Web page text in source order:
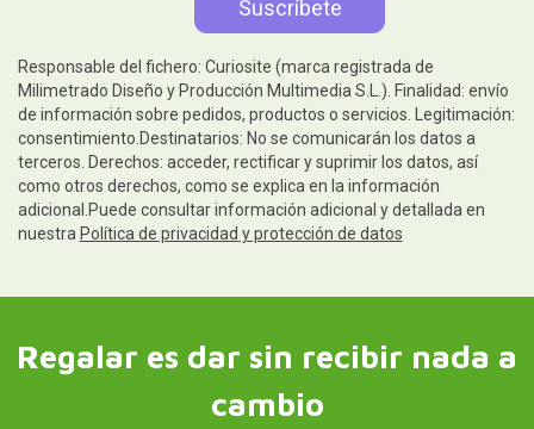
Responsable del fichero: Curiosite (marca registrada de
Milimetrado Diseño y Producción Multimedia S.L.). Finalidad: envío
de información sobre pedidos, productos o servicios. Legitimación:
consentimiento.Destinatarios: No se comunicarán los datos a
terceros. Derechos: acceder, rectificar y suprimir los datos, así
como otros derechos, como se explica en la información
adicional.Puede consultar información adicional y detallada en
nuestra Política de privacidad y protección de datos
Regalar es dar sin recibir nada a
cambio